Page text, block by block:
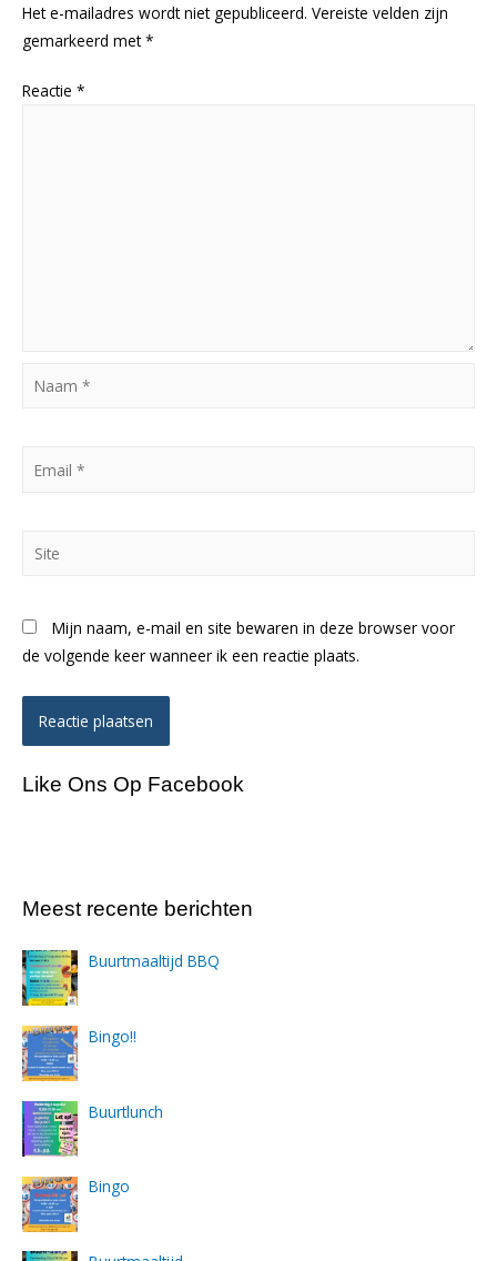
Het e-mailadres wordt niet gepubliceerd. Vereiste velden zijn
gemarkeerd met*
Reactie *
Naam
Mijn naam, e-mail en site bewaren in deze browser voor
de volgende keer wanneer ik een reactie plaats.
Like Ons Op Facebook
Meest recente berichten
Buurtmaaltijd BBQ
Bingo!!
Buurtlunch
Bingo